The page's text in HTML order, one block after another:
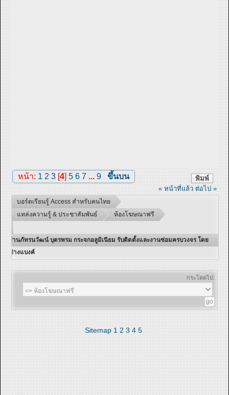
พิมพ์
หน้า: 1 2 3[4] 5 6 7 ... 9 ขึ้นบน
« หน้าที่แล้ว ต่อไป »
บอร์ดเรียนรู้ Access สำหรับคนไทย
แหล่งความรู้ & ประชาสัมพันธ์
ห้องโฆษณาฟรี
ร้านภัทรนวัฒน์ บุตรพรม กระจกอลูมิเนียม รับติดตั้งและงานซ่อมครบวงจร โดย
ช่างแบงค์
กระโดดไป:
Sitemap 1 2 3 4 5